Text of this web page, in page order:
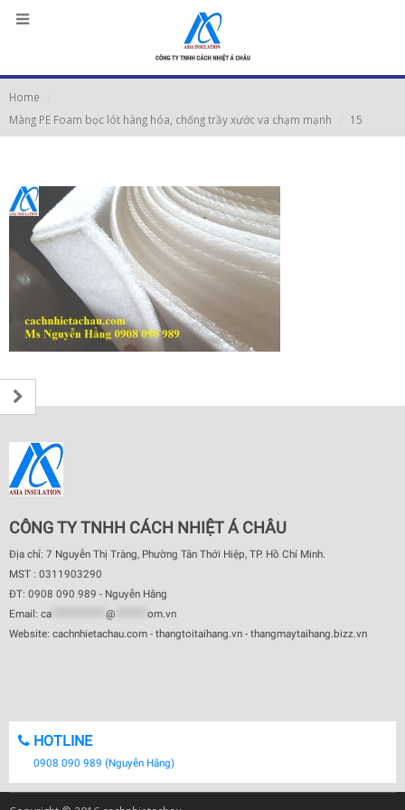
Home
Màng PE Foam bọc lót hàng hóa, chống trầy xước va chạm mạnh
15
CÔNG TY TNHH CÁCH NHIỆT Á CHÂU
Địa chỉ: 7 Nguyễn Thị Tràng, Phường Tân Thới Hiệp, TP. Hồ Chí Minh.
MST : 0311903290
ĐT: 0908 090 989 - Nguyễn Hằng
Email: ca @
om.vn
Website: cachnhietachau.com - thangtoitaihang.vn - thangmaytaihang.bizz.vn
HOTLINE
0908 090 989 (Nguyễn Hằng)